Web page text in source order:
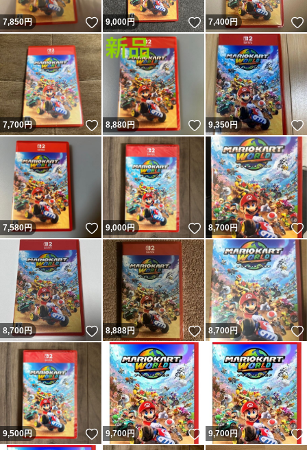
7,850円 いいね！
9,000円 いいね！
7,400円
7,700円 いいね！
8,880円 いいね！
9,350円
7,580円 いいね！
9,000円 いいね！
8,700円
8,700円 いいね！
8,888円 いいね！
8,700円
9,500円 いいね！
9,700円 いいね！
9,700円